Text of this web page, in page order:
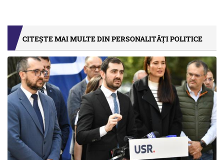
CITEȘTE MAI MULTE DIN PERSONALITĂȚI POLITICE